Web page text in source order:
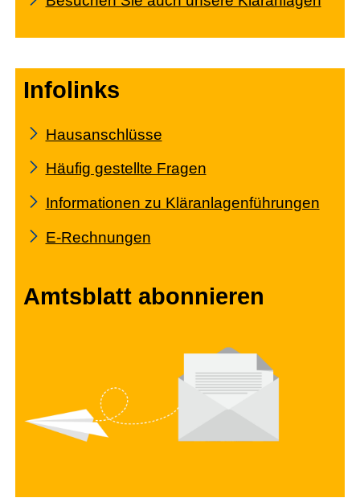
Infolinks
Hausanschlüsse
Häufig gestellte Fragen
Informationen zu Kläranlagenführungen
E-Rechnungen
Amtsblatt abonnieren